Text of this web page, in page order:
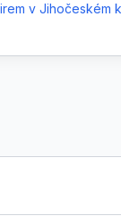
v Jihočeském